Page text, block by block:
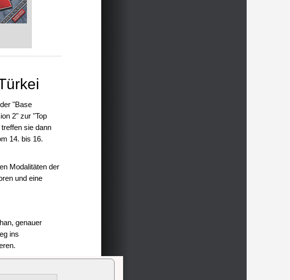
"Base
2" zur "Top
sie dann
14. bis 16.
Modalitäten der
und eine
genauer
ins